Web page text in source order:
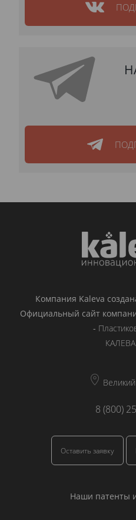
Компания Kaleva
Официальный сайт
-
8 (800)
Оставить заявку
Наши патенты